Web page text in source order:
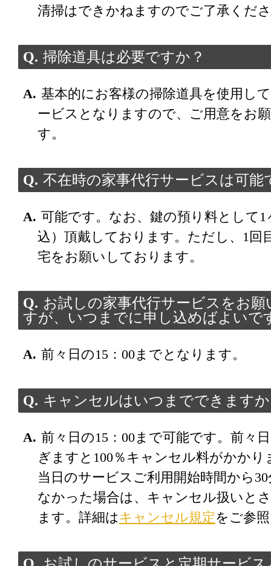
清掃はできかねますのでご了承くだ
掃除道具は必要ですか？
基本的にお客様の掃除道具を使用し
ービスとなりますので、ご用意をお
す。
不在時の家事代行サービスは可能
可能です。なお、鍵の預り料として1
込）頂戴しております。ただし、1回
宅をお願いしております。
お試しの家事代行サービスをお
すが、いつまでに申し込めばよいで
前々日の15：00までとなります。
キャンセルはいつまでできます
前々日の15：00まで可能です。前々
ぎますと100％キャンセル料がかかり
当日のサービスご利用開始時間から
なかった場合は、キャンセル扱いと
ます。詳細は キャンセル規定をご参